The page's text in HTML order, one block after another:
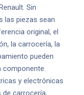
Sin
las piezas sean
original, el
la carrocería, la
pueden
componente.
y electrónicas
carrocería,